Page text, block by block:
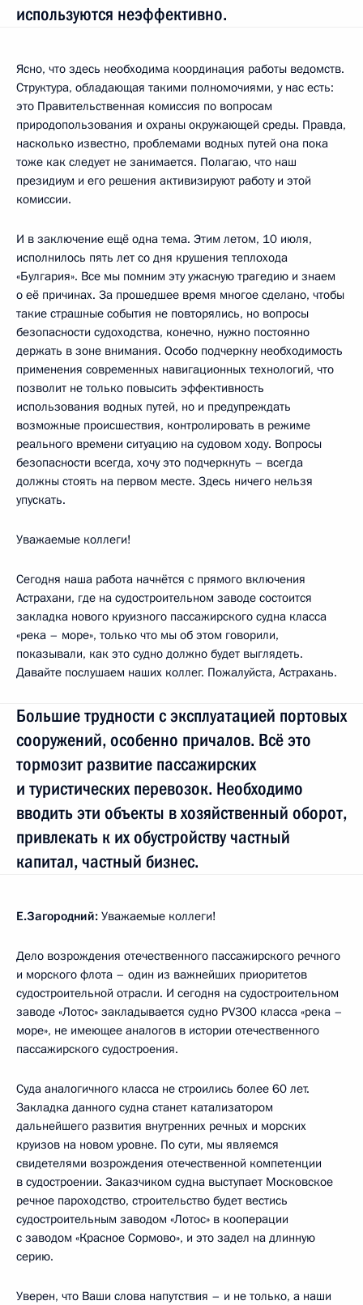
используются неэффективно.
Ясно, что здесь необходима координация работы ведомств.
Структура, обладающая такими полномочиями, у нас есть:
это Правительственная комиссия по вопросам
природопользования и охраны окружающей среды. Правда,
насколько известно, проблемами водных путей она пока
тоже как следует не занимается. Полагаю, что наш
президиум и его решения активизируют работу и этой
комиссии.
И в заключение ещё одна тема. Этим летом, 10 июля,
исполнилось пять лет со дня крушения теплохода
«Булгария». Все мы помним эту ужасную трагедию и знаем
о её причинах. За прошедшее время многое сделано, чтобы
такие страшные события не повторялись, но вопросы
безопасности судоходства, конечно, нужно постоянно
держать в зоне внимания. Особо подчеркну необходимость
применения современных навигационных технологий, что
позволит не только повысить эффективность
использования водных путей, но и предупреждать
возможные происшествия, контролировать в режиме
реального времени ситуацию на судовом ходу. Вопросы
безопасности всегда, хочу это подчеркнуть – всегда
должны стоять на первом месте. Здесь ничего нельзя
упускать.
Уважаемые коллеги!
Сегодня наша работа начнётся с прямого включения
Астрахани, где на судостроительном заводе состоится
закладка нового круизного пассажирского судна класса
«река – море», только что мы об этом говорили,
показывали, как это судно должно будет выглядеть.
Давайте послушаем наших коллег. Пожалуйста, Астрахань.
Большие трудности с эксплуатацией портовых
сооружений, особенно причалов. Всё это
тормозит развитие пассажирских
и туристических перевозок. Необходимо
вводить эти объекты в хозяйственный оборот,
привлекать к их обустройству частный
капитал, частный бизнес.
Е.Загородний: Уважаемые коллеги!
Дело возрождения отечественного пассажирского речного
и морского флота – один из важнейших приоритетов
судостроительной отрасли. И сегодня на судостроительном
заводе «Лотос» закладывается судно PV300 класса «река –
море», не имеющее аналогов в истории отечественного
пассажирского судостроения.
Суда аналогичного класса не строились более 60 лет.
Закладка данного судна станет катализатором
дальнейшего развития внутренних речных и морских
круизов на новом уровне. По сути, мы являемся
свидетелями возрождения отечественной компетенции
в судостроении. Заказчиком судна выступает Московское
речное пароходство, строительство будет вестись
судостроительным заводом «Лотос» в кооперации
с заводом «Красное Сормово», и это задел на длинную
серию.
Уверен, что Ваши слова напутствия – и не только, а наши